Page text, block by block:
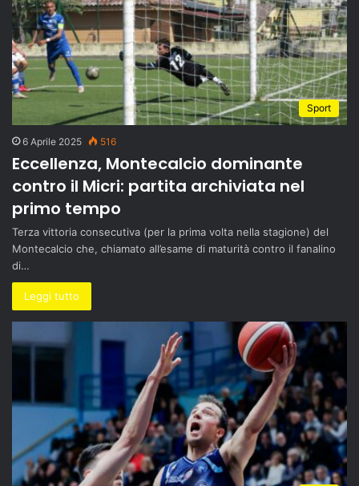
Sport
6 Aprile 2025 516
Eccellenza, Montecalcio dominante
contro il Micri: partita archiviata nel
primo tempo
Terza vittoria consecutiva (per la prima volta nella stagione) del
Montecalcio che, chiamato all’esame di maturità contro il fanalino
di…
Leggi tutto